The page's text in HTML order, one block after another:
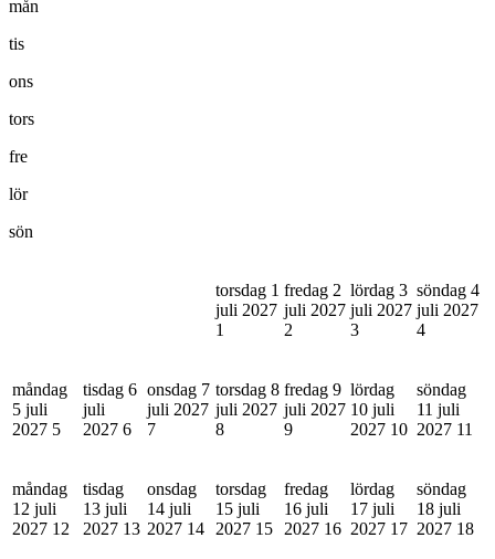
mån
tis
ons
tors
fre
lör
sön
torsdag 1
juli 2027
1
fredag 2
juli 2027
2
lördag 3
juli 2027
3
söndag 4
juli 2027
4
måndag
5 juli
2027 5
tisdag 6
juli
2027 6
onsdag 7
juli 2027
7
torsdag 8
juli 2027
8
fredag 9
juli 2027
9
lördag
10 juli
2027 10
söndag
11 juli
2027 11
måndag
12 juli
2027 12
tisdag
13 juli
2027 13
onsdag
14 juli
2027 14
torsdag
15 juli
2027 15
fredag
16 juli
2027 16
lördag
17 juli
2027 17
söndag
18 juli
2027 18